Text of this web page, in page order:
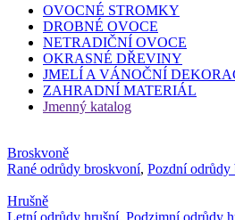
OVOCNÉ STROMKY
DROBNÉ OVOCE
NETRADIČNÍ OVOCE
OKRASNÉ DŘEVINY
JMELÍ A VÁNOČNÍ
ZAHRADNÍ MATERIÁL
Jmenný katalog
Broskvoně
Rané odrůdy broskvoní, Pozdní odrůdy
Hrušně
Letní odrůdy hrušní, Podzimní odrůdy